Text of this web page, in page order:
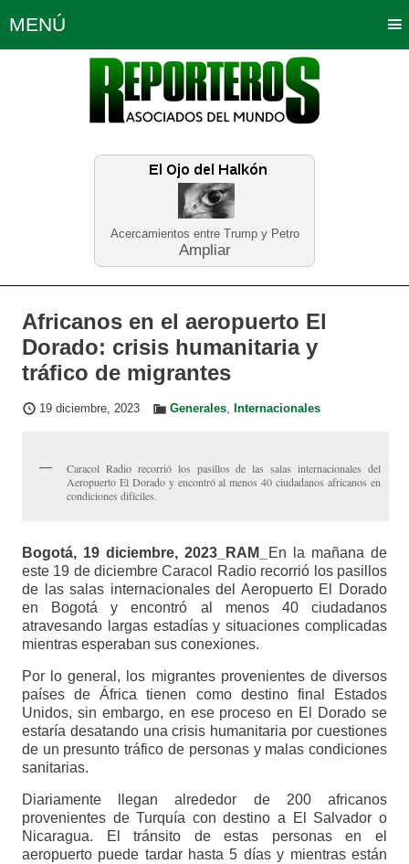
Acercamientos entre Trump y Petro
Ampliar
MENÚ
Política Opinión Bogotá
Planeta Tierra Deportes
Educación Neira
Africanos en el aeropuerto El
Dorado: crisis humanitaria y
tráfico de migrantes
19 diciembre, 2023 Generales, Internacionales
Caracol Radio recorrió los pasillos de las salas internacionales del
Aeropuerto El Dorado y encontró al menos 40 ciudadanos africanos en
condiciones difíciles.
Bogotá, 19 diciembre, 2023_RAM_
En la mañana de
este 19 de diciembre Caracol Radio recorrió los pasillos
de las salas internacionales del Aeropuerto El Dorado
en Bogotá y encontró al menos 40 ciudadanos
atravesando largas estadías y situaciones complicadas
mientras esperaban sus conexiones.
Por lo general, los migrantes provenientes de diversos
países de África tienen como destino final Estados
Unidos, sin embargo, en ese proceso en El Dorado se
estaría desatando una crisis humanitaria por cuestiones
de un presunto tráfico de personas y malas condiciones
sanitarias.
Diariamente llegan alrededor de 200 africanos
provenientes de Turquía con destino a El Salvador o
Nicaragua. El tránsito de estas personas en el
aeropuerto puede tardar hasta 5 días y mientras están